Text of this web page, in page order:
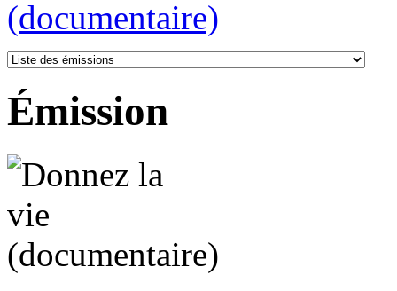
(documentaire)
Émission